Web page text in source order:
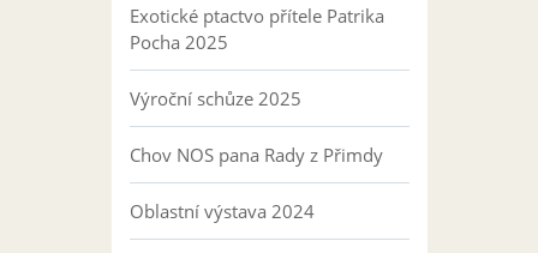
Exotické ptactvo přítele Patrika
Pocha 2025
Výroční schůze 2025
Chov NOS pana Rady z Přimdy
Oblastní výstava 2024